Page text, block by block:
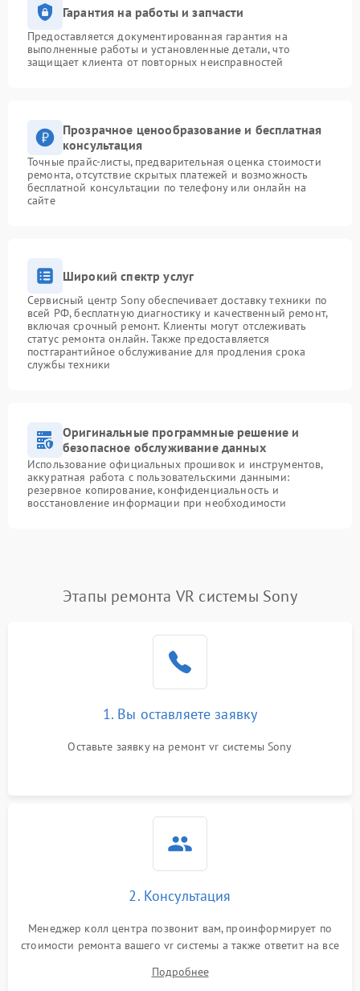
Гарантия на работы и запчасти
Предоставляется документированная гарантия на
выполненные работы и установленные детали, что
защищает клиента от повторных неисправностей
Прозрачное ценообразование и бесплатная
консультация
Точные прайс-листы, предварительная оценка стоимости
ремонта, отсутствие скрытых платежей и возможность
бесплатной консультации по телефону или онлайн на
сайте
Широкий спектр услуг
Сервисный центр Sony обеспечивает доставку техники по
всей РФ, бесплатную диагностику и качественный ремонт,
включая срочный ремонт. Клиенты могут отслеживать
статус ремонта онлайн. Также предоставляется
постгарантийное обслуживание для продления срока
службы техники
Оригинальные программные решение и
безопасное обслуживание данных
Использование официальных прошивок и инструментов,
аккуратная работа с пользовательскими данными:
резервное копирование, конфиденциальность и
восстановление информации при необходимости
Этапы ремонта VR системы Sony
1. Вы оставляете заявку
Оставьте заявку на ремонт vr системы Sony
2. Консультация
Менеджер колл центра позвонит вам, проинформирует по
стоимости ремонта вашего vr системы а также ответит на все
Подробнее